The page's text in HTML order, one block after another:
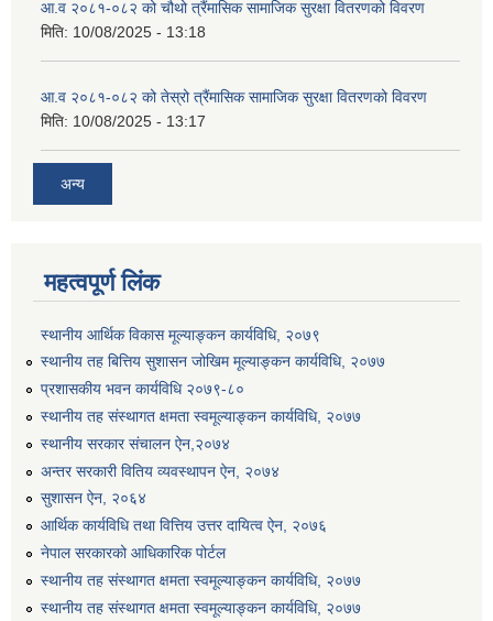
आ.व २०८१-०८२ को चौथो त्रैंमासिक सामाजिक सुरक्षा वितरणको विवरण
मिति: 10/08/2025 - 13:18
आ.व २०८१-०८२ को तेस्रो त्रैंमासिक सामाजिक सुरक्षा वितरणको विवरण
मिति: 10/08/2025 - 13:17
अन्य
महत्वपूर्ण लिंक
स्थानीय आर्थिक विकास मूल्याङ्कन कार्यविधि, २०७९
स्थानीय तह बित्तिय सुशासन जोखिम मूल्याङ्कन कार्यविधि, २०७७
प्रशासकीय भवन कार्यविधि २०७९-८०
स्थानीय तह संस्थागत क्षमता स्वमूल्याङ्कन कार्यविधि, २०७७
स्थानीय सरकार संचालन ऐन,२०७४
अन्तर सरकारी वितिय व्यवस्थापन ऐन, २०७४
सुशासन ऐन, २०६४
आर्थिक कार्यविधि तथा वित्तिय उत्तर दायित्व ऐन, २०७६
नेपाल सरकारको आधिकारिक पोर्टल
स्थानीय तह संस्थागत क्षमता स्वमूल्याङ्कन कार्यविधि, २०७७
स्थानीय तह संस्थागत क्षमता स्वमूल्याङ्कन कार्यविधि, २०७७